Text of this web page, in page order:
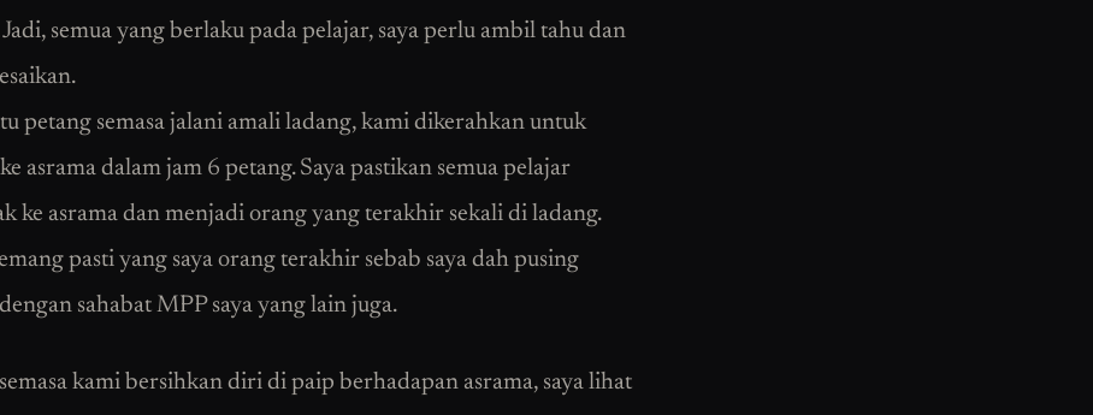
semua yang berlaku pada pelajar, saya perlu ambil tahu dan
petang semasa jalani amali ladang, kami dikerahkan untuk
asrama dalam jam 6 petang. Saya pastikan semua pelajar
ke asrama dan menjadi orang yang terakhir sekali di ladang.
pasti yang saya orang terakhir sebab saya dah pusing
sahabat MPP saya yang lain juga.
kami bersihkan diri di paip berhadapan asrama, saya lihat